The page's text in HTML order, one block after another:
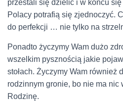
przestali się dzielić i w końcu
Polacy potrafią się zjednoczyć.
do perfekcji … nie tylko na
Ponadto życzymy Wam dużo
wszelkim pysznością jakie
stołach. Życzymy Wam również
rodzinnym gronie, bo nie ma nic
Rodzinę.